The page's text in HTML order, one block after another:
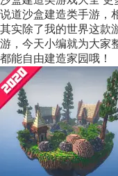
说道沙盒建造类手游，
其实除了我的世界这款
游，今天小编就为大家
都能自由建造家园哦！